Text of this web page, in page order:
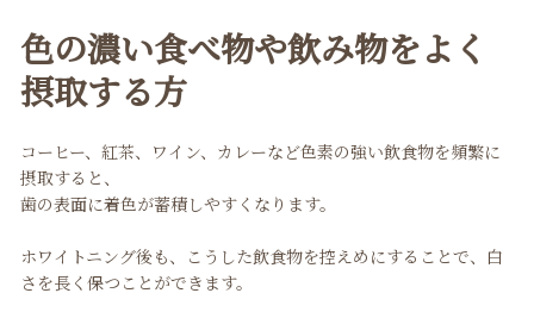
色の濃い食べ物や飲み物をよく
摂取する方
コーヒー、紅茶、ワイン、カレーなど色素の強い飲食物を頻繁に
摂取すると、
歯の表面に着色が蓄積しやすくなります。
ホワイトニング後も、こうした飲食物を控えめにすることで、白
さを長く保つことができます。